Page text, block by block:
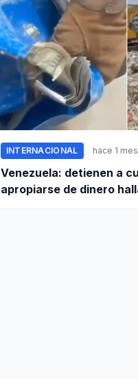
INTERNACIONAL hace 1 mes
Venezuela: detienen a
apropiarse de dinero